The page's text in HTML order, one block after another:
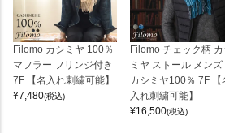
Filomo カシミヤ 100％
マフラー フリンジ付き
7F 【名入れ刺繍可能】
¥7,480(税込)
Filomo チェック柄 カ
ミヤ ストール メンズ
カシミヤ100％ 7F 【
入れ刺繍可能】
¥16,500(税込)